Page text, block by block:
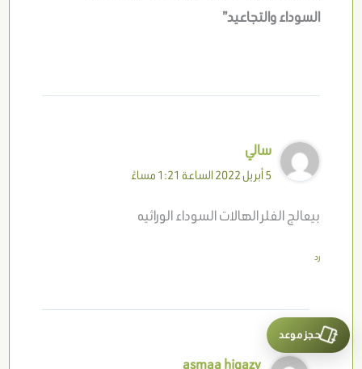
السوداء والتجاعيد”
سالي
5 أبريل 2022 الساعة 1:21 مساءً
بيعالج الفلر الهالات السوداء الوراثيه
رد
asmaa higazy
حجز موعد